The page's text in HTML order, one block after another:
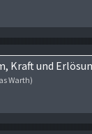
Kraft und
Warth)